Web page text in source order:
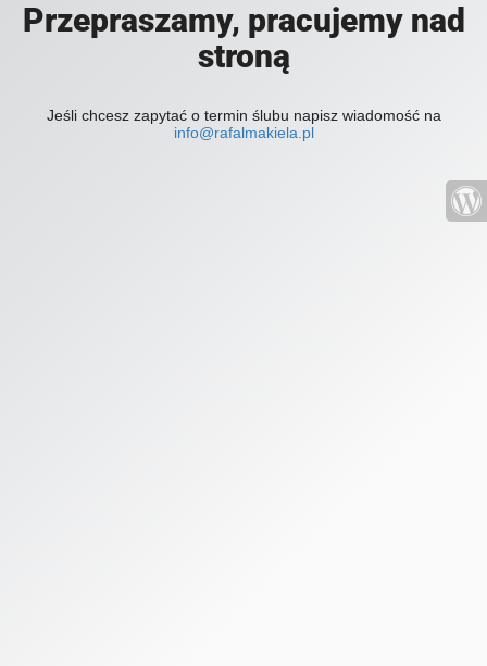
Przepraszamy, pracujemy nad
stroną
Jeśli chcesz zapytać o termin ślubu napisz wiadomość na
info@rafalmakiela.pl